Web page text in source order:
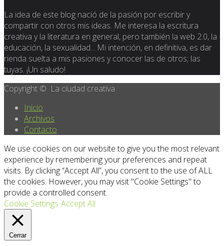
La idea de este blog nació de la pasión por escribir y
compartir con otros mis ideas. Me interesa la escritura
creativa y la literatura en general, pero también la web 2.0, la
educación, la sexualidad... Mi intención, en definitiva, es dar
rienda suelta a mis pasiones y conocer las de otros; las
tuyas. ¡Un saludo!
Copyright © La ciudad creativa
Inicio
Archivos
Contacto
We use cookies on our website to give you the most relevant
experience by remembering your preferences and repeat
visits. By clicking “Accept All”, you consent to the use of ALL
the cookies. However, you may visit "Cookie Settings" to
provide a controlled consent.
Cookie Settings Accept All
Cerrar